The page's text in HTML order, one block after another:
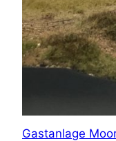
Gastanlage